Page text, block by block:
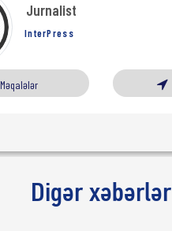
Jurnalist
InterPress
Məqalələr
Digər xəbərlər